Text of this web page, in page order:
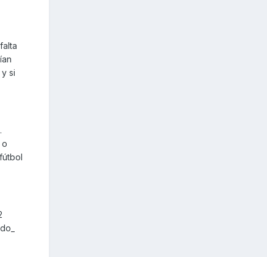
si
o